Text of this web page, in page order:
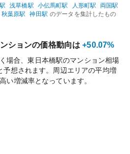
浅草橋駅 小伝馬町駅 人形町駅 両国駅
秋葉原駅 神田駅 のデータを集計したもの
ションの価格動向は +50.07%
場合、東日本橋駅のマンション相場
予想されます。周辺エリアの平均増
高い増減率となっています。